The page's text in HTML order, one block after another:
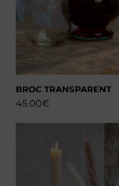
BROC TRANSPARENT
45.00€